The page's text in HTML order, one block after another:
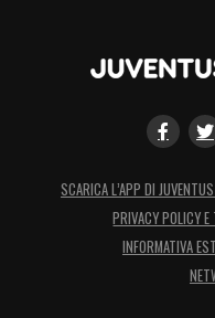
SCARICA L’APP DI
PRIVACY POLICY
INFORMATIVA